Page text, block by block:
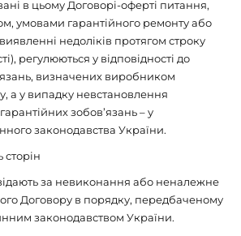
в цьому Договорі-оферті питання,
умовами гарантійного ремонту або
недоліків протягом строку
регулюються у відповідності до
визначених виробником
а у випадку невстановлення
зобов’язань – у
законодавства України.
сторін
за невиконання або неналежне
Договору в порядку, передбаченому
законодавством України.